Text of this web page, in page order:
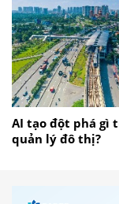
AI tạo đột phá gì
quản lý đô thị?